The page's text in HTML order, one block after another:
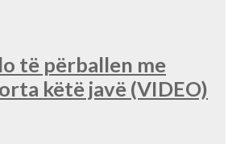
të përballen me
këtë javë (VIDEO)